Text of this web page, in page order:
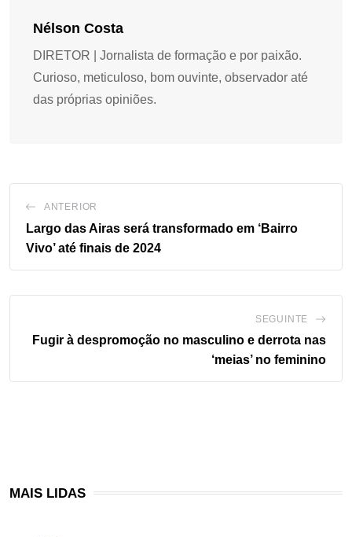
Nélson Costa
DIRETOR | Jornalista de formação e por paixão.
Curioso, meticuloso, bom ouvinte, observador até
das próprias opiniões.
ANTERIOR
Largo das Airas será transformado em ‘Bairro
Vivo’ até finais de 2024
SEGUINTE
Fugir à despromoção no masculino e derrota nas
‘meias’ no feminino
MAIS LIDAS